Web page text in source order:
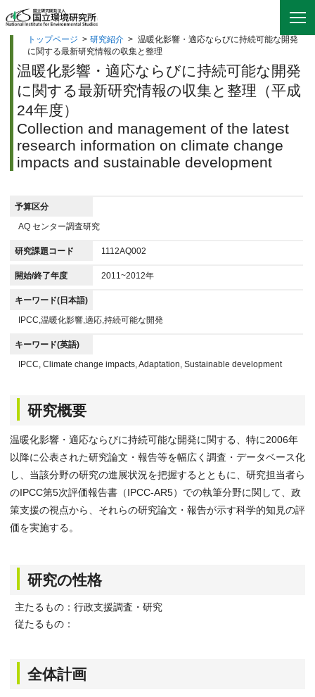
トップページ > 研究紹介 > 温暖化影響・適応ならびに持続可能な開発
に関する最新研究情報の収集と整理
温暖化影響・適応ならびに持続可能な開発
に関する最新研究情報の収集と整理（平成
24年度）
Collection and management of the latest
research information on climate change
impacts and sustainable development
予算区分
AQ センター調査研究
研究課題コード 1112AQ002
開始/終了年度 2011~2012年
キーワード(日本語)
IPCC,温暖化影響,適応,持続可能な開発
キーワード(英語)
IPCC, Climate change impacts, Adaptation, Sustainable development
研究概要
温暖化影響・適応ならびに持続可能な開発に関する、特に2006年
以降に公表された研究論文・報告等を幅広く調査・データベース化
し、当該分野の研究の進展状況を把握するとともに、研究担当者ら
のIPCC第5次評価報告書（IPCC-AR5）での執筆分野に関して、政
策支援の視点から、それらの研究論文・報告が示す科学的知見の評
価を実施する。
研究の性格
主たるもの：行政支援調査・研究
従たるもの：
全体計画